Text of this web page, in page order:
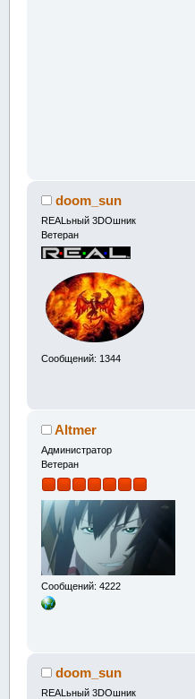
doom_sun
REALьный 3DOшник
Ветеран
Сообщений: 1344
Altmer
Администратор
Ветеран
Сообщений: 4222
doom_sun
REALьный 3DOшник